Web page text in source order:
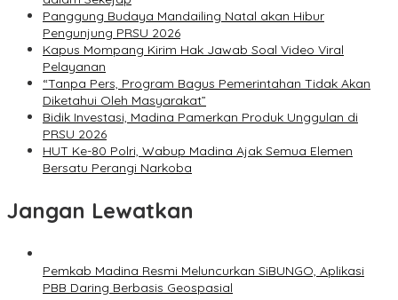
Panggung Budaya Mandailing Natal akan Hibur
Pengunjung PRSU 2026
Kapus Mompang Kirim Hak Jawab Soal Video Viral
Pelayanan
“Tanpa Pers, Program Bagus Pemerintahan Tidak Akan
Diketahui Oleh Masyarakat”
Bidik Investasi, Madina Pamerkan Produk Unggulan di
PRSU 2026
HUT Ke-80 Polri, Wabup Madina Ajak Semua Elemen
Bersatu Perangi Narkoba
Jangan Lewatkan
Pemkab Madina Resmi Meluncurkan SiBUNGO, Aplikasi
PBB Daring Berbasis Geospasial